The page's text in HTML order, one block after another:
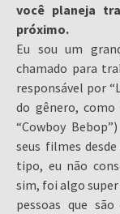
você planeja
próximo.
Eu sou um
chamado para
responsável por
do gênero, como
“Cowboy
seus filmes
tipo, eu não
sim, foi algo
pessoas que